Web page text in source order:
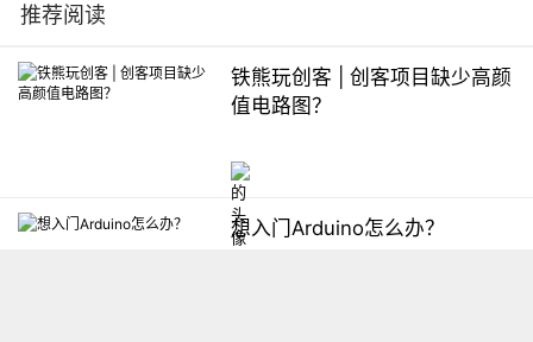
推荐阅读
铁熊玩创客 | 创客项目缺少高颜
值电路图？
想入门Arduino怎么办？